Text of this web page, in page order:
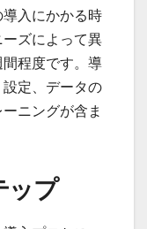
入にかかる時
ズによって異
程度です。導
定、データの
ニングが含ま
ップ